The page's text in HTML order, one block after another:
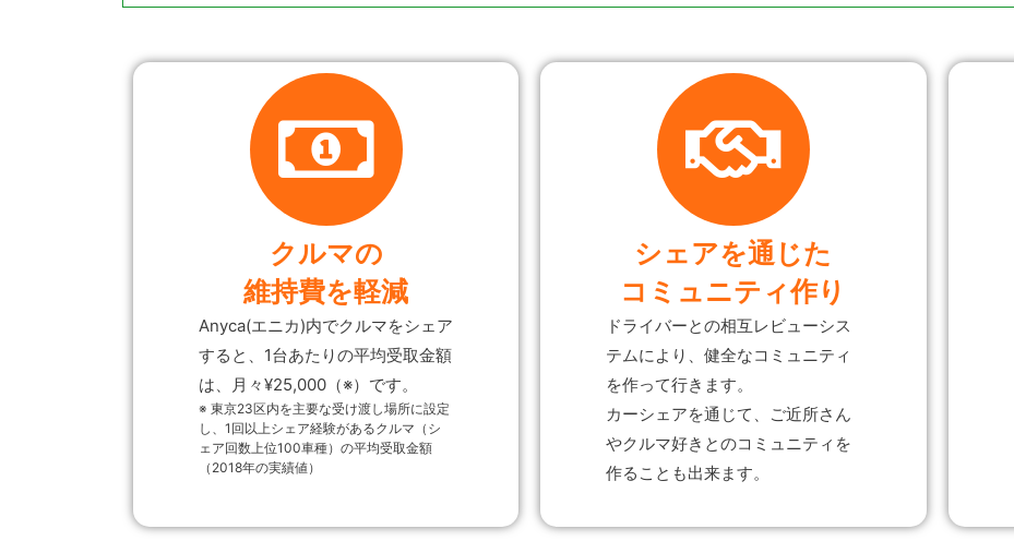
クルマの
維持費を軽減
Anyca(エニカ)内でクルマをシェア
すると、1台あたりの平均受取金額
は、月々¥25,000（※）です。
※ 東京23区内を主要な受け渡し場所に設定
し、1回以上シェア経験があるクルマ（シ
ェア回数上位100車種）の平均受取金額
（2018年の実績値）
シェアを通じた
コミュニティ作り
ドライバーとの相互レビューシス
テムにより、健全なコミュニティ
を作って行きます。
カーシェアを通じて、ご近所さん
やクルマ好きとのコミュニティを
作ることも出来ます。